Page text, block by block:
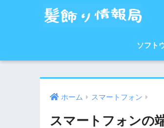
ソフト
ホーム スマートフォン
スマートフォンの